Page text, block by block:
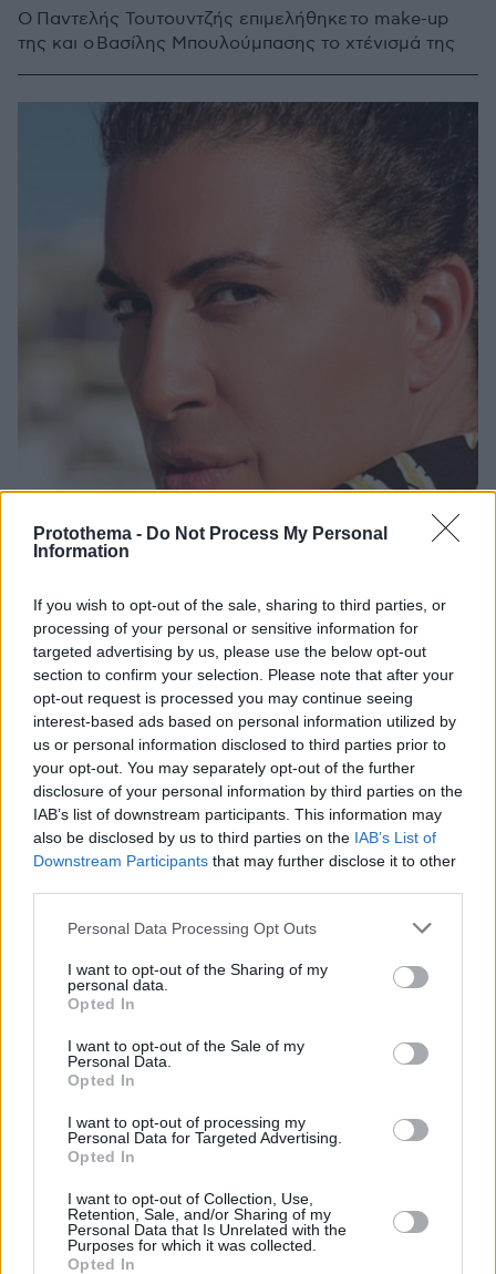
Protothema - Do Not Process My Personal
Information
If you wish to opt-out of the sale, sharing to third parties, or
processing of your personal or sensitive information for
targeted advertising by us, please use the below opt-out
section to confirm your selection. Please note that after your
opt-out request is processed you may continue seeing
interest-based ads based on personal information utilized by
us or personal information disclosed to third parties prior to
your opt-out. You may separately opt-out of the further
disclosure of your personal information by third parties on the
IAB’s list of downstream participants. This information may
also be disclosed by us to third parties on the IAB’s List of
Downstream Participants that may further disclose it to other
Please note that this website/app uses one or more Google
not limited to your visit or usage behaviour. You may click to
grant or deny consent to Google and its third-party tags to
use your data for below specified purposes in below Google
consent section.
Personal Data Processing Opt Outs
I want to opt-out of the Sharing of my
personal data.
Opted In
I want to opt-out of the Sale of my
Personal Data.
Opted In
I want to opt-out of processing my
Personal Data for Targeted Advertising.
Opted In
I want to opt-out of Collection, Use,
Retention, Sale, and/or Sharing of my
Personal Data that Is Unrelated with the
Purposes for which it was collected.
Opted In
Ο Παντελής Τουτουντζής επιμελήθηκε το make-up
της και ο Βασίλης Μπουλούμπασης το χτένισμά της
O Βασίλης Μπουλούμπασης απολαμβάνει τις βουτιές
του στην Κρήτη
Ο κομμωτής που επιμελείται το look διάσημων
κυριών της ελληνικής σόουμπιζ βρίσκεται στο νησί
Δέσποινα Βανδή και Βασίλης Μπουλούμπασης έλυσαν τη
09.05.2022, 12:49 8